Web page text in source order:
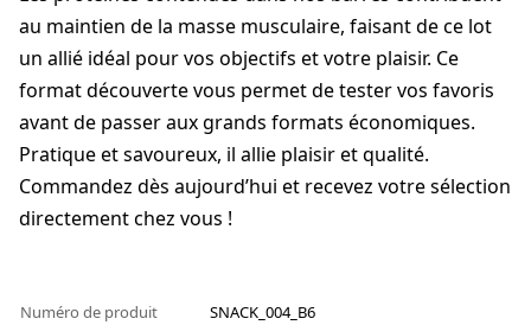
au maintien de la masse musculaire, faisant de ce lot
un allié idéal pour vos objectifs et votre plaisir. Ce
format découverte vous permet de tester vos favoris
avant de passer aux grands formats économiques.
Pratique et savoureux, il allie plaisir et qualité.
Commandez dès aujourd’hui et recevez votre sélection
directement chez vous !
Numéro de produit
SNACK_004_B6